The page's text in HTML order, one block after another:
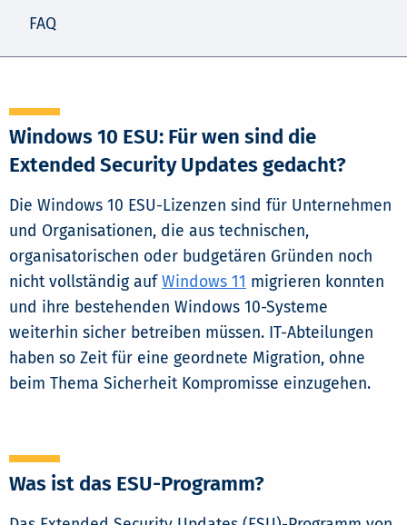
FAQ
Windows 10 ESU: Für wen sind die
Extended Security Updates gedacht?
Die Windows 10 ESU-Lizenzen sind für Unternehmen
und Organisationen, die aus technischen,
organisatorischen oder budgetären Gründen noch
nicht vollständig aufWindows 11 migrieren konnten
und ihre bestehenden Windows 10-Systeme
weiterhin sicher betreiben müssen. IT-Abteilungen
haben so Zeit für eine geordnete Migration, ohne
beim Thema Sicherheit Kompromisse einzugehen.
Was ist das ESU-Programm?